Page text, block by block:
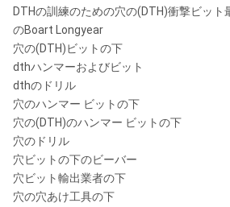
DTHの訓練のための穴の(DTH)衝撃ビッ
のBoart Longyear
穴の(DTH)ビットの下
dthハンマーおよびビット
dthのドリル
穴のハンマー ビットの下
穴の(DTH)のハンマー ビットの下
穴のドリル
穴ビットの下のビーバー
穴ビット輸出業者の下
穴の穴あけ工具の下